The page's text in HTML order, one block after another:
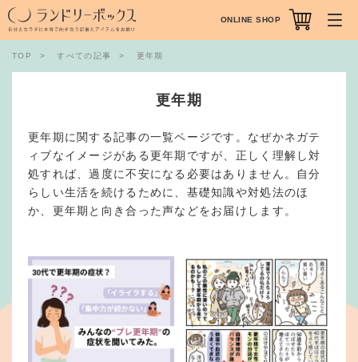
TOP すべての記事 更年期
更年期
更年期に関する記事の一覧ページです。なぜかネガテ
ィブなイメージがある更年期ですが、正しく理解し対
処すれば、過度に不安になる必要はありません。自分
らしい生活を続けるために、基礎知識や対処法のほ
か、更年期と向き合った声などをお届けします。
ONLINE SHOP